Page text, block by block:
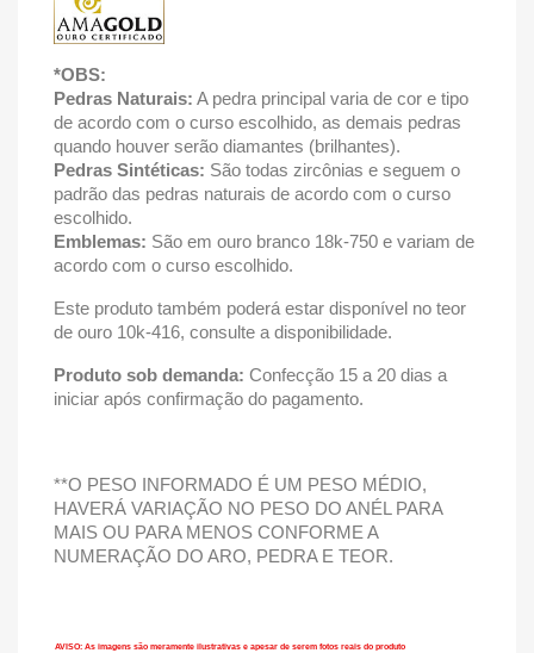
*OBS:
Pedras Naturais: A pedra principal varia de cor e tipo
de acordo com o curso escolhido, as demais pedras
quando houver serão diamantes (brilhantes).
Pedras Sintéticas: São todas zircônias e seguem o
padrão das pedras naturais de acordo com o curso
escolhido.
Emblemas: São em ouro branco 18k-750 e variam de
acordo com o curso escolhido.
Este produto também poderá estar disponível no teor
de ouro 10k-416, consulte a disponibilidade.
Produto sob demanda: Confecção 15 a 20 dias a
iniciar após confirmação do pagamento.
**O PESO INFORMADO É UM PESO MÉDIO,
HAVERÁ VARIAÇÃO NO PESO DO ANÉL PARA
MAIS OU PARA MENOS CONFORME A
NUMERAÇÃO DO ARO, PEDRA E TEOR.
AVISO: As imagens são meramente ilustrativas e apesar de serem fotos reais do produto